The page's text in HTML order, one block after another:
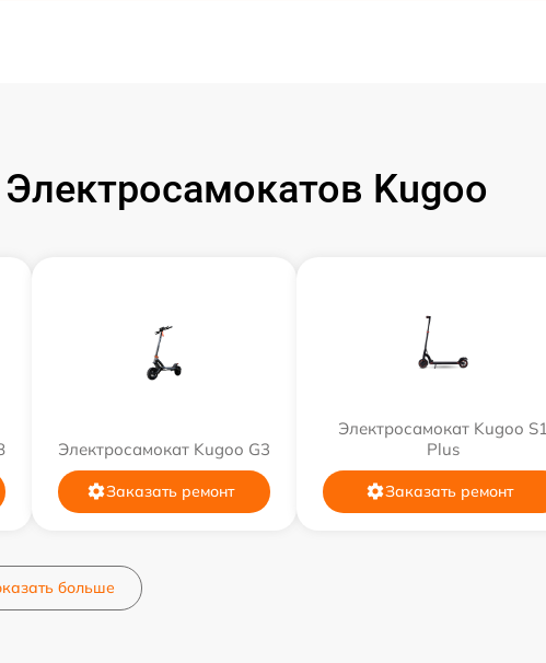
Kugoo
Электросамокат Kugoo G3
Заказать ремонт
Электросамокат Kugoo S1
Plus
Заказать ремонт
больше